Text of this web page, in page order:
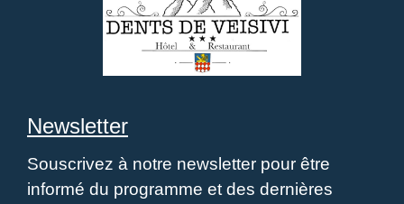
Newsletter
Souscrivez à notre newsletter pour être
informé du programme et des dernières